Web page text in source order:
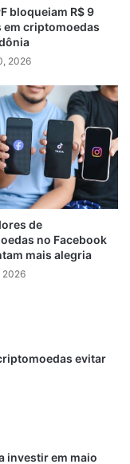
bloqueiam R$ 9
em criptomoedas
2026
de
no Facebook
mais alegria
2026
evitar
investir em maio